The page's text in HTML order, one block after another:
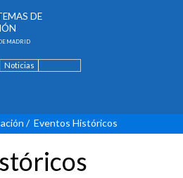
DE
MADRID
Noticias
/ Eventos Históricos